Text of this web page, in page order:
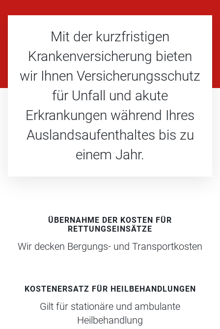
Mit der kurzfristigen
Krankenversicherung bieten
wir Ihnen Versicherungsschutz
für Unfall und akute
Erkrankungen während Ihres
Auslandsaufenthaltes bis zu
einem Jahr.
ÜBERNAHME DER KOSTEN FÜR
RETTUNGSEINSÄTZE
Wir decken Bergungs- und Transportkosten
KOSTENERSATZ FÜR HEILBEHANDLUNGEN
Gilt für stationäre und ambulante
Heilbehandlung